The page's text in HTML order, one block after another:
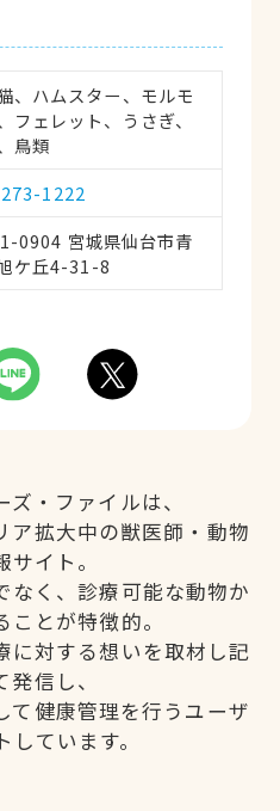
、ハムスター、モルモ
フェレット、うさぎ、
鳥類
1222
0904 宮城県仙台市青
ケ丘4-31-8
・ファイルは、
ア拡大中の獣医師・動物
イト。
なく、診療可能な動物か
とが特徴的。
に対する想いを取材し記
発信し、
て健康管理を行うユーザ
ています。